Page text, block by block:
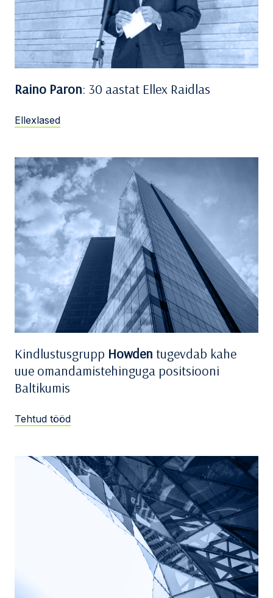
Raino Paron: 30 aastat Ellex Raidlas
Ellexlased
Kindlustusgrupp Howden tugevdab kahe
uue omandamistehinguga positsiooni
Baltikumis
Tehtud tööd